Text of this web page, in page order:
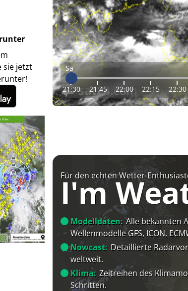
sie jetzt
Sa
21:30 21:45 22:00 22:15 22:30
Für den echten Wetter-
I'm
Modelldaten: Alle bekannten
Wellenmodelle GFS, ICON,
Nowcast: Detaillierte
weltweit.
Klima: Zeitreihen des
Schritten.